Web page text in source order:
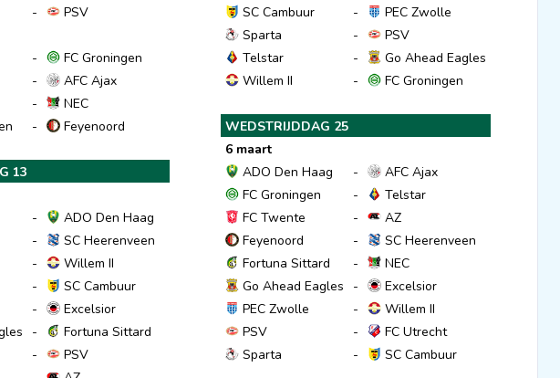
-
PSV
-
FC Groningen
-
AFC Ajax
-
NEC
- Feyenoord
13
-
ADO Den Haag
-
SC Heerenveen
-
Willem II
-
SC Cambuur
-
Excelsior
-
Fortuna Sittard
-
PSV
SC Cambuur
-
PEC Zwolle
Sparta
-
PSV
Telstar
-
Go Ahead Eagles
Willem II
- FC Groningen
WEDSTRIJDDAG 25
6 maart
ADO Den Haag
-
AFC Ajax
FC Groningen
-
Telstar
FC Twente
-
AZ
Feyenoord
-
SC Heerenveen
Fortuna Sittard
-
NEC
Go Ahead Eagles
-
Excelsior
PEC Zwolle
-
Willem II
PSV
-
FC Utrecht
Sparta
- SC Cambuur